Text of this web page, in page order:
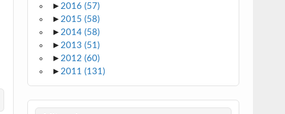
► 2016(57)
► 2015(58)
► 2014(58)
► 2013(51)
► 2012(60)
► 2011(131)